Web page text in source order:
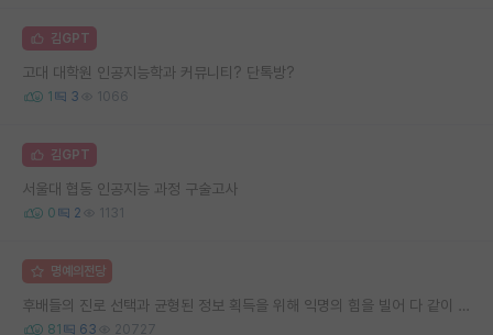
김GPT
고대 대학원 인공지능학과 커뮤니티? 단톡방?
1 3 1066
김GPT
서울대 협동 인공지능 과정 구술고사
0 2 1131
명예의전당
후배들의 진로 선택과 균형된 정보 획득을 위해 익명의 힘을 빌어 다 같이 연봉 공개 타임 한번 갖는 것 어때요?
81 63 20727